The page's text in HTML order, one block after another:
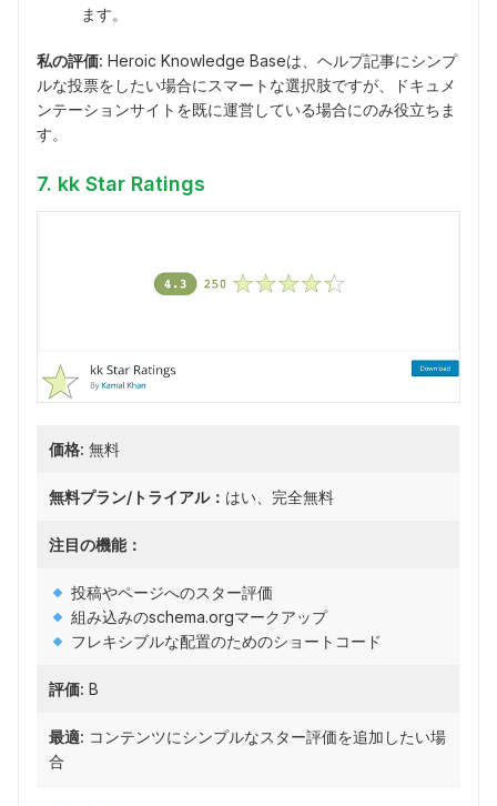
ます。
私の評価: Heroic Knowledge Baseは、ヘルプ記事にシンプ
ルな投票をしたい場合にスマートな選択肢ですが、ドキュメ
ンテーションサイトを既に運営している場合にのみ役立ちま
す。
7. kk Star Ratings
価格: 無料
無料プラン/トライアル： はい、完全無料
注目の機能：
投稿やページへのスター評価
組み込みのschema.orgマークアップ
フレキシブルな配置のためのショートコード
評価: B
最適: コンテンツにシンプルなスター評価を追加したい場
合